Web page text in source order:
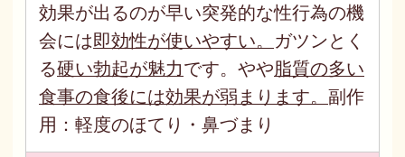
効果が出るのが早い突発的な性行為の機
会には即効性が使いやすい。 ガツンとく
る硬い勃起が魅力です。やや脂質の多い
食事の食後には効果が弱まります。 副作
用：軽度のほてり・鼻づまり